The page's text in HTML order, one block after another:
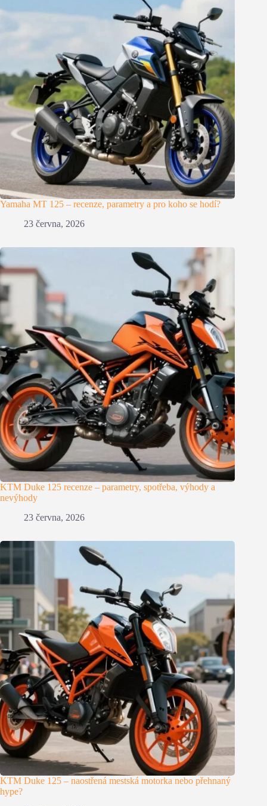
Yamaha MT 125 – recenze, parametry a pro koho se hodí?
23 června, 2026
KTM Duke 125 recenze – parametry, spotřeba, výhody a
nevýhody
23 června, 2026
KTM Duke 125 – naostřená mestská motorka nebo přehnaný
hype?